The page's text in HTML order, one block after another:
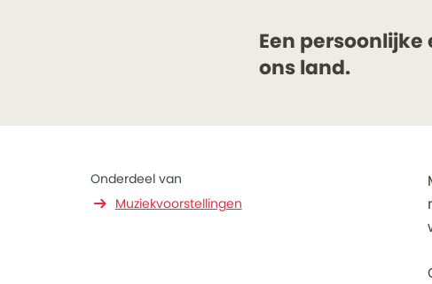
Een
ons land.
Onderdeel van
Muziekvoorstellingen
Inzoomen